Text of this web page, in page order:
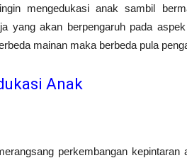
mengedukasi anak sambil
yang akan berpengaruh pada
mainan maka berbeda pula
Anak
perkembangan kepintaran